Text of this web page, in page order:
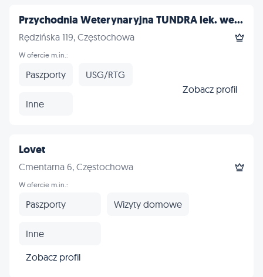
Przychodnia Weterynaryjna TUNDRA lek. we...
Rędzińska 119, Częstochowa
W ofercie m.in.:
Paszporty USG/RTG
Inne
Zobacz profil
Lovet
Cmentarna 6, Częstochowa
W ofercie m.in.:
Paszporty Wizyty domowe
Inne
Zobacz profil